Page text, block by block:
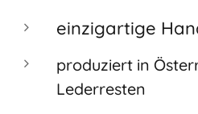
einzigartige
produziert in
Lederresten